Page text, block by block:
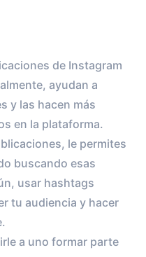
de Instagram
ayudan a
y las hacen más
en la plataforma.
le permites
buscando esas
usar hashtags
tu audiencia y hacer
a uno formar parte